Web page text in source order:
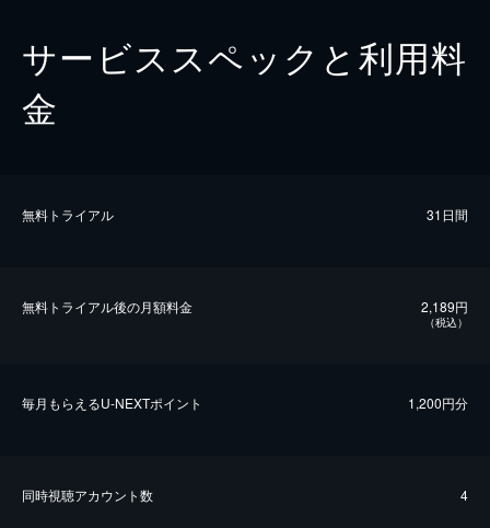
サービススペックと利用料
金
無料トライアル 31日間
無料トライアル後の⽉額料金 2,189円
（税込）
毎⽉もらえるU-NEXTポイント 1,200円分
同時視聴アカウント数 4